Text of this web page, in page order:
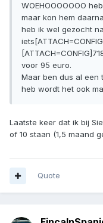
WOEHOOOOOOO
maar kon hem
heb ik wel gezocht
voor 95 euro.
Maar ben dus al een
heb wordt het ook
Laatste keer dat ik bij
of 10 staan (1,5 maand
Quote